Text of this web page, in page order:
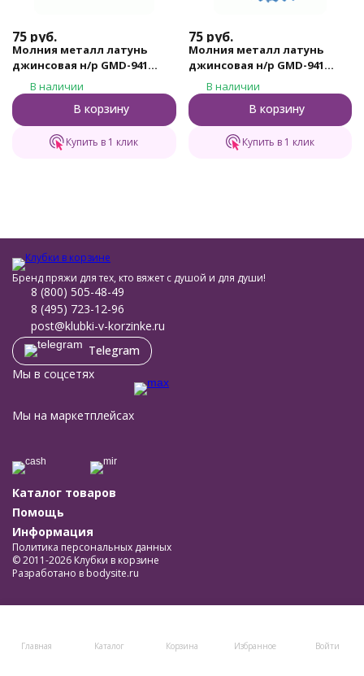
75 руб.
Молния металл латунь
джинсовая н/р GMD-941
Gamma, тип 4, 18 см (315 -
Хаки)
В наличии
В корзину
Купить в 1 клик
75 руб.
Молния металл латунь
джинсовая н/р GMD-941
Gamma, тип 4, 18 см (185 -
Небесно - синий)
В наличии
В корзину
Купить в 1 клик
Главная Каталог Корзина Избранное Войти
Бренд пряжи для тех, кто вяжет с душой и для души!
8 (800) 505-48-49
8 (495) 723-12-96
post@klubki-v-korzinke.ru
Telegram
Мы в соцсетях
Мы на маркетплейсах
Каталог товаров
Помощь
Информация
Политика персональных данных
© 2011-2026 Клубки в корзине
Разработано в bodysite.ru